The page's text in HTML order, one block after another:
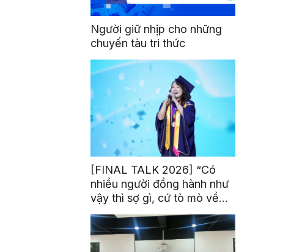
Người giữ nhịp cho những
chuyến tàu tri thức
[FINAL TALK 2026] “Có
nhiều người đồng hành như
vậy thì sợ gì, cứ tò mò về
thế giới thôi”